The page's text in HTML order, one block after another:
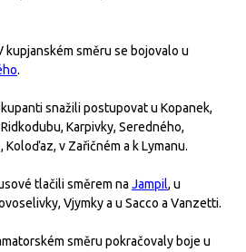
kupjanském směru se bojovalo u
.
snažili postupovat u Kopanek,
Karpivky, Seredného,
v Zařičném a k Lymanu.
tlačili směrem na Jampil, u
Vjymky a u Sacco a Vanzetti.
směru pokračovaly boje u